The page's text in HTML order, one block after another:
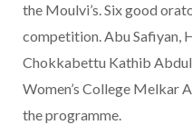
the Moulvi’s. Six good
competition. Abu Safiyan,
Chokkabettu Kathib
Women’s College Melkar
the programme.